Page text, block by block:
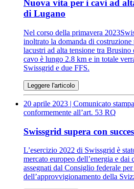
Nuova vita per i cavi ad
di Lugano
Nel corso della primavera
inoltrato la domanda di
lacustri ad alta tensione tra
cavo è lungo 2.8 km e in totale
Swissgrid e due FFS.
Leggere l'articolo
20 aprile 2023 | Comunicato
conformemente all’art. 53 RQ
Swissgrid supera con
L’esercizio 2022 di Swissgrid è
mercato europeo dell’energia e
assegnati dal Consiglio federale
dell’approvvigionamento della